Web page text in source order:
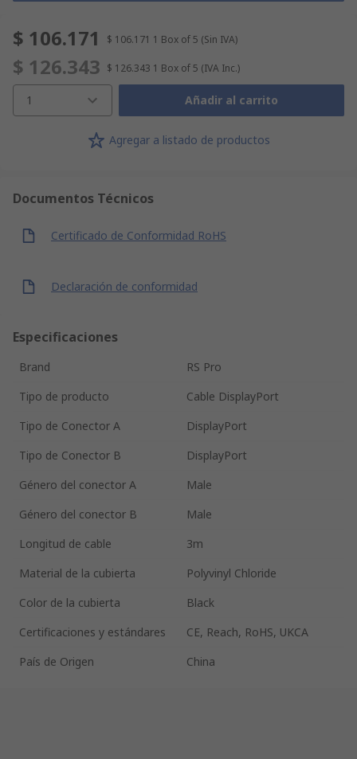
$ 106.171 $ 106.171 1 Box of 5 (Sin IVA)
$ 126.343 $ 126.343 1 Box of 5 (IVA Inc.)
1 Añadir al carrito
Agregar a listado de productos
Documentos Técnicos
Certificado de Conformidad RoHS
Declaración de conformidad
Especificaciones
Brand
RS Pro
Tipo de producto
Cable DisplayPort
Tipo de Conector A
DisplayPort
Tipo de Conector B
DisplayPort
Género del conector A
Male
Género del conector B
Male
Longitud de cable
3m
Material de la cubierta
Polyvinyl Chloride
Color de la cubierta
Black
Certificaciones y estándares
CE, Reach, RoHS, UKCA
País de Origen
China